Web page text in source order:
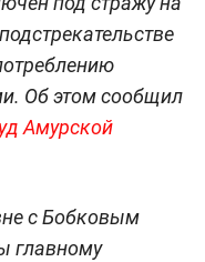
Об этом сообщил
Амурской
с Бобковым
главному